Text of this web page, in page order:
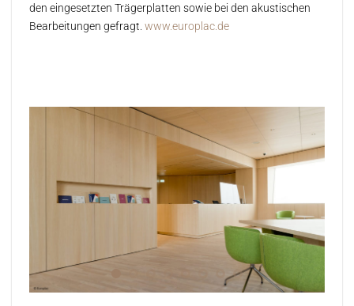
den eingesetzten Trägerplatten sowie bei den akustischen
Bearbeitungen gefragt. www.europlac.de